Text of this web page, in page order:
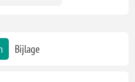
Bijlage